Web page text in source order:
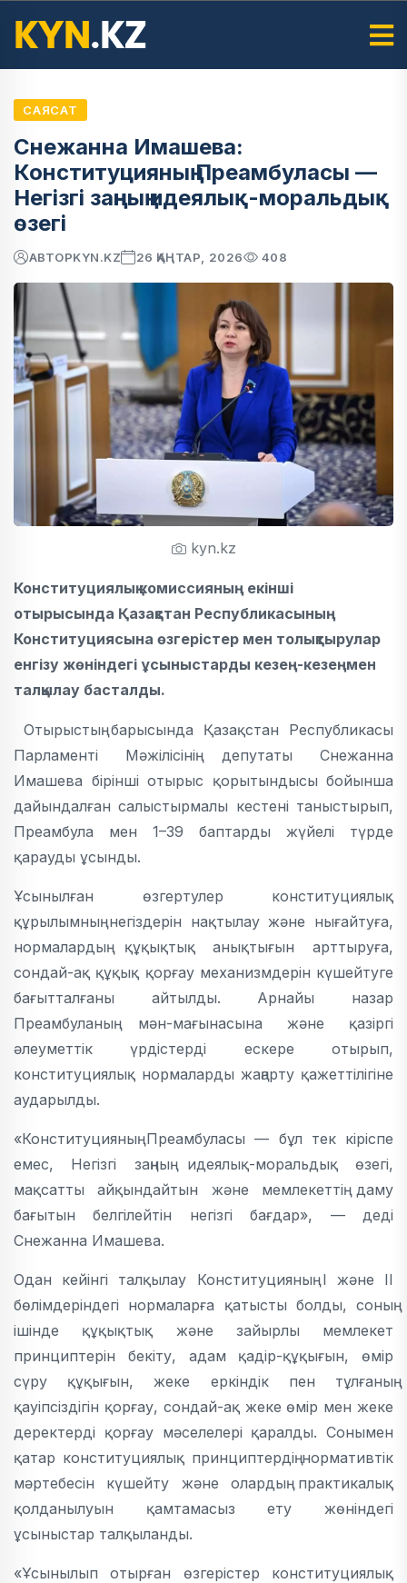
САЯСАТ
Снежанна Имашева:
Конституцияның Преамбуласы —
Негізгі заңның идеялық-моральдық
өзегі
АВТОРKYN.KZ 26 ҚАҢТАР, 2026 408
kyn.kz
Конституциялық комиссияның екінші
отырысында Қазақстан Республикасының
Конституциясына өзгерістер мен толықтырулар
енгізу жөніндегі ұсыныстарды кезең-кезеңмен
талқылау басталды.
Отырыстың барысында Қазақстан Республикасы
Парламенті Мәжілісінің депутаты Снежанна
Имашева бірінші отырыс қорытындысы бойынша
дайындалған салыстырмалы кестені таныстырып,
Преамбула мен 1–39 баптарды жүйелі түрде
қарауды ұсынды.
Ұсынылған өзгертулер конституциялық
құрылымның негіздерін нақтылау және нығайтуға,
нормалардың құқықтық анықтығын арттыруға,
сондай-ақ құқық қорғау механизмдерін күшейтуге
бағытталғаны айтылды. Арнайы назар
Преамбуланың мән-мағынасына және қазіргі
әлеуметтік үрдістерді ескере отырып,
конституциялық нормаларды жаңарту қажеттілігіне
аударылды.
«Конституцияның Преамбуласы — бұл тек кіріспе
емес, Негізгі заңның идеялық-моральдық өзегі,
мақсатты айқындайтын және мемлекеттің даму
бағытын белгілейтін негізгі бағдар», — деді
Снежанна Имашева.
Одан кейінгі талқылау Конституцияның I және II
бөлімдеріндегі нормаларға қатысты болды, соның
ішінде құқықтық және зайырлы мемлекет
принциптерін бекіту, адам қадір-құқығын, өмір
сүру құқығын, жеке еркіндік пен тұлғаның
қауіпсіздігін қорғау, сондай-ақ жеке өмір мен жеке
деректерді қорғау мәселелері қаралды. Сонымен
қатар конституциялық принциптердің нормативтік
мәртебесін күшейту және олардың практикалық
қолданылуын қамтамасыз ету жөніндегі
ұсыныстар талқыланды.
«Ұсынылып отырған өзгерістер конституциялық